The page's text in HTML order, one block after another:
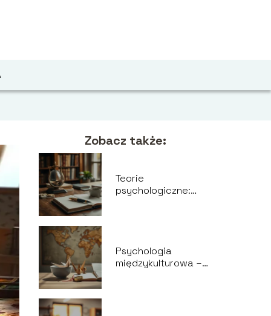
Zobacz także:
Teorie
psychologiczne:
Psychologia
międzykulturowa –